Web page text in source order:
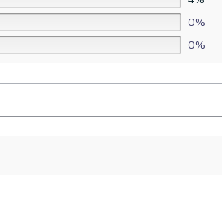
0%
0%